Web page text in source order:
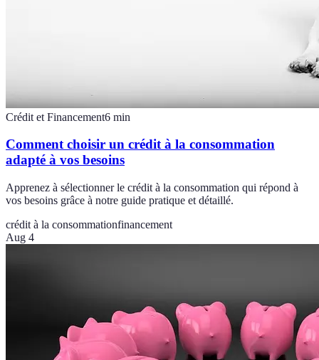
Crédit et Financement6 min
Comment choisir un crédit à la consommation
adapté à vos besoins
Apprenez à sélectionner le crédit à la consommation qui répond à
vos besoins grâce à notre guide pratique et détaillé.
crédit à la consommationfinancement
Aug 4